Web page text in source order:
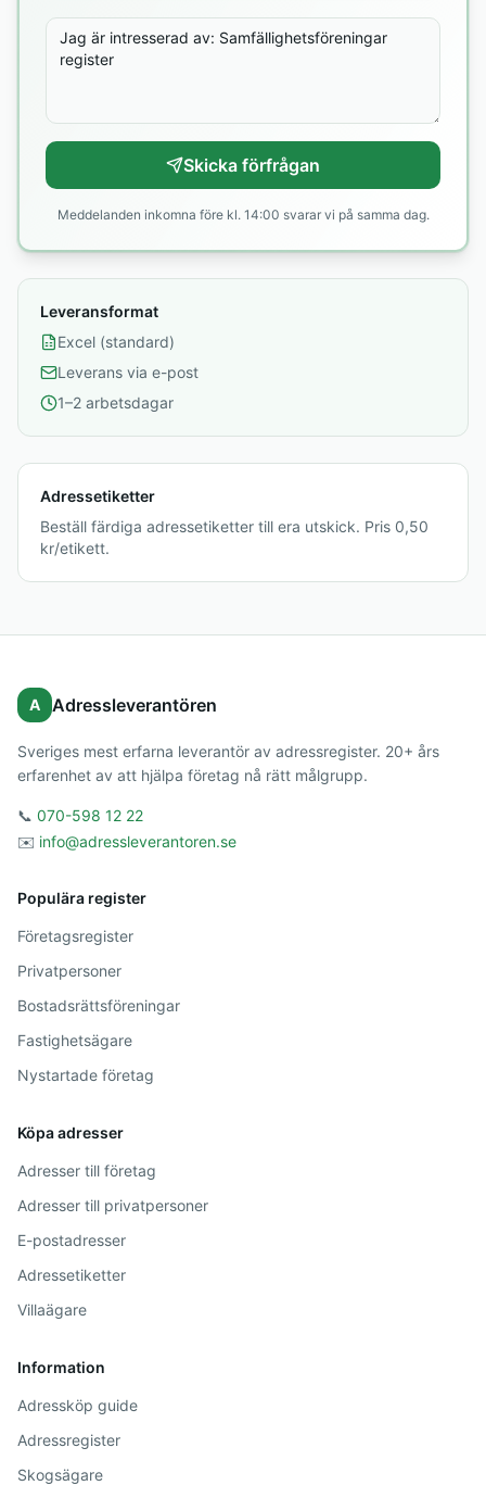
Skicka förfrågan
Meddelanden inkomna före kl. 14:00 svarar vi på samma dag.
Leveransformat
Excel (standard)
Leverans via e-post
1–2 arbetsdagar
Adressetiketter
Beställ färdiga adressetiketter till era utskick. Pris 0,50
kr/etikett.
A Adressleverantören
Sveriges mest erfarna leverantör av adressregister. 20+ års
erfarenhet av att hjälpa företag nå rätt målgrupp.
📞 070-598 12 22
✉️ info@adressleverantoren.se
Populära register
Företagsregister
Privatpersoner
Bostadsrättsföreningar
Fastighetsägare
Nystartade företag
Köpa adresser
Adresser till företag
Adresser till privatpersoner
E-postadresser
Adressetiketter
Villaägare
Information
Adressköp guide
Adressregister
Skogsägare